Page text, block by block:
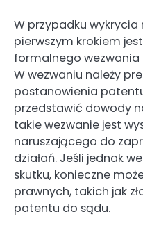
W przypadku
pierwszym krokiem
formalnego wezwania
W wezwaniu należy
postanowienia
przedstawić dowody
takie wezwanie jest
naruszającego do
działań. Jeśli jednak
skutku, konieczne
prawnych, takich jak
patentu do sądu.